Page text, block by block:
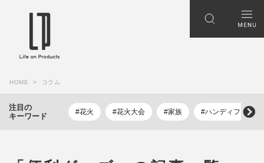
HOME コラム
注目の
キーワード
#花火 #花火大会 #家族 #ハンディファン